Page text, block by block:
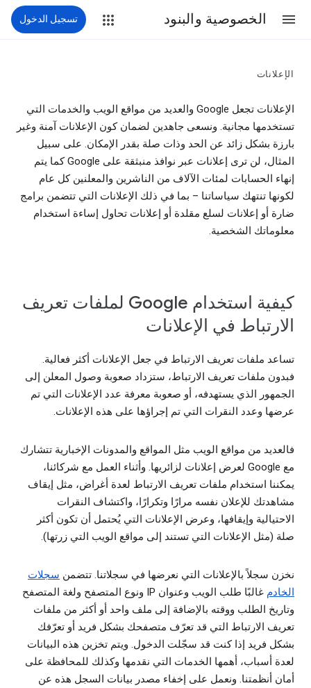
الخصوصية والبنود تسجيل الدخول
الإعلانات
الإعلانات تجعل Google والعديد من مواقع الويب والخدمات التي
تستخدمها مجانية. ونسعى جاهدين لضمان كون الإعلانات آمنة وغير
بارزة بشكل زائد عن الحد وذات صلة بقدر الإمكان. على سبيل
المثال، لن ترى إعلانات عبر نوافذ منبثقة على Google كما يتم
إنهاء الحسابات لمئات الآلاف من الناشرين والمعلنين كل عام
لكونها تنتهك سياساتنا – بما في ذلك الإعلانات التي تتضمن برامج
ضارة أو إعلانات لسلع مقلدة أو إعلانات تحاول إساءة استخدام
معلوماتك الشخصية.
كيفية استخدام Google لملفات تعريف
الارتباط في الإعلانات
تساعد ملفات تعريف الارتباط في جعل الإعلانات أكثر فعالية.
فبدون ملفات تعريف الارتباط، ستزداد صعوبة وصول المعلن إلى
الجمهور الذي يستهدفه، أو صعوبة معرفة عدد الإعلانات التي تم
عرضها وعدد النقرات التي تم إجراؤها على هذه الإعلانات.
فالعديد من مواقع الويب مثل المواقع والمدونات الإخبارية تتشارك
مع Google لعرض إعلانات لزائريها. وأثناء العمل مع شركائنا،
يمكننا استخدام ملفات تعريف الارتباط لعدة أغراض، مثل إيقاف
مشاهدتك للإعلان نفسه مرارًا وتكرارًا، واكتشاف النقرات
الاحتيالية وإيقافها، وعرض الإعلانات التي يُحتمل أن تكون أكثر
صلة (مثل الإعلانات التي تستند إلى مواقع الويب التي زرتها).
نخزن سجلاً بالإعلانات التي نعرضها في سجلاتنا. تتضمن سجلات
الخادم
غالبًا طلب الويب وعنوان IP ونوع المتصفح ولغة المتصفح
وتاريخ الطلب ووقته بالإضافة إلى ملف واحد أو أكثر من ملفات
تعريف الارتباط التي قد تعرّف متصفحك بشكل فريد أو تعرّفك
بشكل فريد إذا كنت قد سجّلت الدخول. ويتم تخزين هذه البيانات
لعدة أسباب، أهمها الخدمات التي نقدمها وكذلك للمحافظة على
أمان أنظمتنا. ونعمل على إخفاء مصدر بيانات السجل هذه عن